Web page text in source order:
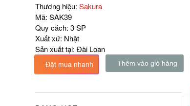
Thương hiệu: Sakura
Mã: SAK39
Quy cách: 3 SP
Xuất xứ: Nhật
Sản xuất tại: Đài Loan
Đặt mua nhanh Thêm vào giỏ hàng